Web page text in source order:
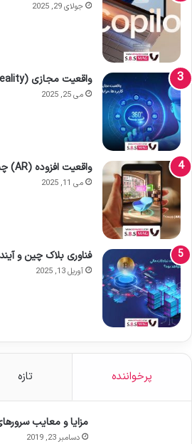
جولای 29, 2025
واقعیت مجازی (Virtual Reality) چیست؟
می 25, 2025
واقعیت افزوده (AR) چیست؟
می 11, 2025
فناوری بلاک چین و
آوریل 13, 2025
پرخواننده تازه
مزایا و معایب
دسامبر 23, 2019